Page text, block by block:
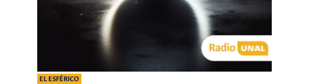
EL ESFÉRICO